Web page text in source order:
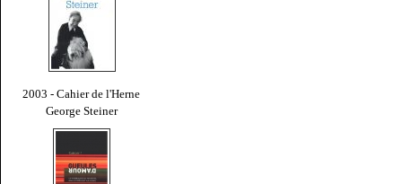
2003 - Cahier de l'Herne
George Steiner